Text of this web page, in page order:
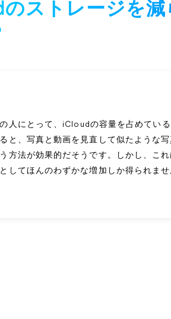
ストレージを
人にとって、iCloudの容量を占めてい
と、写真と動画を見直して似たような
方法が効果的だそうです。しかし、こ
してほんのわずかな増加しか得られませ